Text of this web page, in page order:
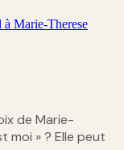
à Marie-Therese
de Marie-
moi » ? Elle peut